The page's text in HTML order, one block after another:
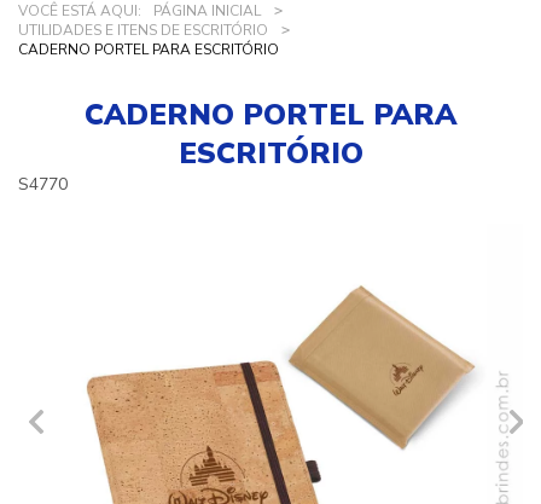
VOCÊ ESTÁ AQUI:
PÁGINA INICIAL
UTILIDADES E ITENS DE ESCRITÓRIO
CADERNO PORTEL PARA ESCRITÓRIO
CADERNO PORTEL PARA
ESCRITÓRIO
S4770